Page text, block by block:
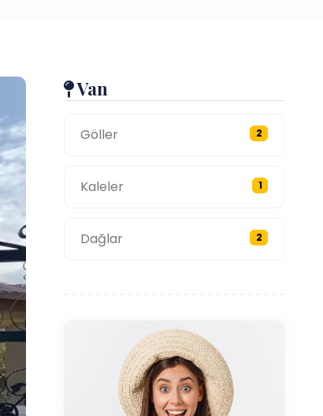
Van
Göller 2
Kaleler 1
Dağlar 2